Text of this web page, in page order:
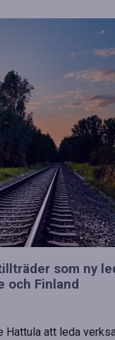
som ny
och Finland
Hattula att leda